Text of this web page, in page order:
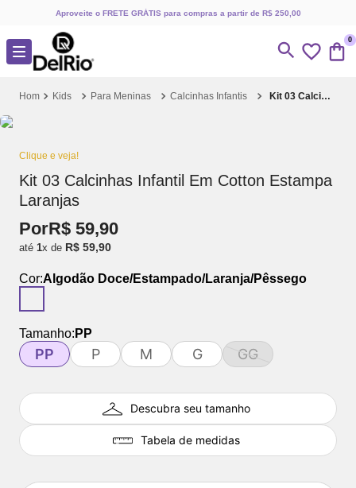
Aproveite o FRETE GRÁTIS para compras a partir de R$ 250,00
0
Kids Para Meninas Calcinhas Infantis Kit 03 Calcinhas Infantil Em Cotton Estampa Laranjas
Clique e veja!
Kit 03 Calcinhas Infantil Em Cotton Estampa
Laranjas
PorR$ 59,90
até 1x de R$ 59,90
Cor:Algodão Doce/Estampado/Laranja/Pêssego
Tamanho: PP
PP P M G GG
Descubra seu tamanho
Tabela de medidas